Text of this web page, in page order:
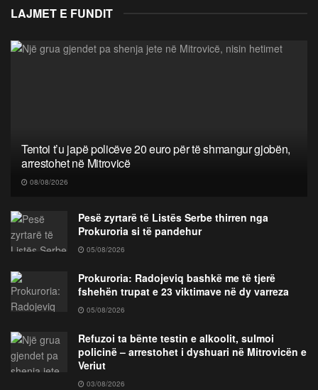
LAJMET E FUNDIT
Tentoi t’u japë policëve 20 euro për të shmangur gjobën,
arrestohet në Mitrovicë
08/08/2026
Pesë zyrtarë të Listës Serbe thirren nga
Prokuroria si të pandehur
05/08/2026
Prokuroria: Radojeviq bashkë me të tjerë
fshehën trupat e 23 viktimave në dy varreza
05/08/2026
Refuzoi ta bënte testin e alkoolit, sulmoi
policinë – arrestohet i dyshuari në Mitrovicën e
Veriut
03/08/2026